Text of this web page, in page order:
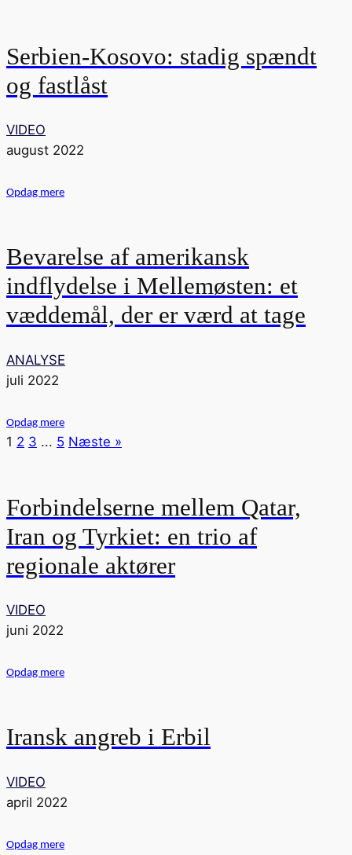
Serbien-Kosovo: stadig spændt
og fastlåst
VIDEO
august 2022
Opdag mere
Bevarelse af amerikansk
indflydelse i Mellemøsten: et
væddemål, der er værd at tage
ANALYSE
juli 2022
Opdag mere
1 2 3 ... 5 Næste »
Forbindelserne mellem Qatar,
Iran og Tyrkiet: en trio af
regionale aktører
VIDEO
juni 2022
Opdag mere
Iransk angreb i Erbil
VIDEO
april 2022
Opdag mere